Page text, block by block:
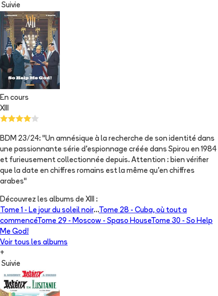
Suivie
En cours
XIII
BDM 23/24: "Un amnésique à la recherche de son identité dans
une passionnante série d'espionnage créée dans Spirou en 1984
et furieusement collectionnée depuis. Attention : bien vérifier
que la date en chiffres romains est la même qu'en chiffres
arabes"
Découvrez les albums de XIII
:
Tome 1 - Le jour du soleil noir...Tome 28 - Cuba, où tout a
commencéTome 29 - Moscow - Spaso HouseTome 30 - So Help
Me God!
Voir tous les albums
+
Suivie